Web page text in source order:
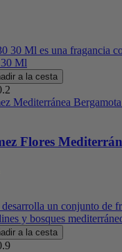
30 Ml es una fragancia
30 Ml
a la cesta
Flores
un conjunto de
y bosques
a la cesta